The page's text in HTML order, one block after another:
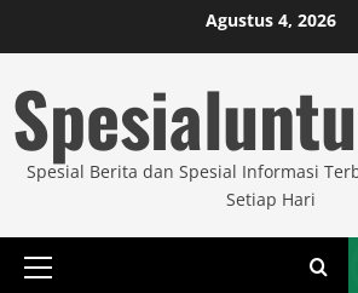
to
Agustus 4, 2026
Spesial Berita dan Spesial Informasi
Setiap Hari
Primary